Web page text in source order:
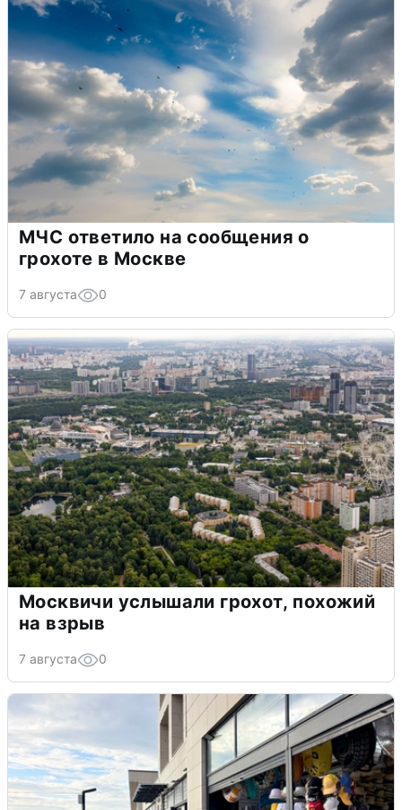
МЧС ответило на сообщения о
грохоте в Москве
7 августа 0
Москвичи услышали грохот, похожий
на взрыв
7 августа 0